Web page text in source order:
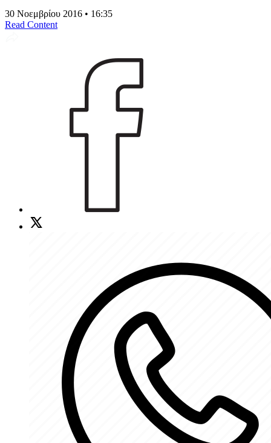
30 Νοεμβρίου 2016 • 16:35
Read Content